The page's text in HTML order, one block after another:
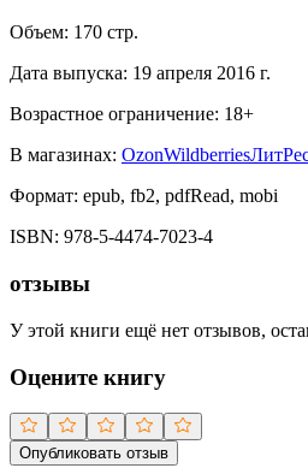
Объем: 170 стр.
Дата выпуска: 19 апреля 2016 г.
Возрастное ограничение: 18+
В магазинах: OzonWildberries
Формат: epub, fb2, pdfRead, mobi
ISBN: 978-5-4474-7023-4
отзывы
У этой книги ещё нет отзывов,
Оцените книгу
Опубликовать отзыв